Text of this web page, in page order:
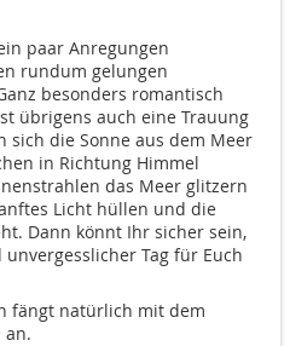
paar Anregungen
rundum gelungen
besonders romantisch
übrigens auch eine Trauung
sich die Sonne aus dem Meer
in Richtung Himmel
das Meer glitzern
Licht hüllen und die
Dann könnt Ihr sicher sein,
Tag für Euch
fängt natürlich mit dem
an.